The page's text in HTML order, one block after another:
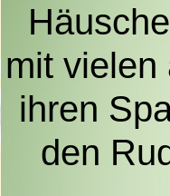
mit vielen
ihren
den